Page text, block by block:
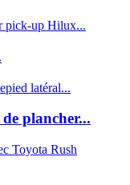
plancher...